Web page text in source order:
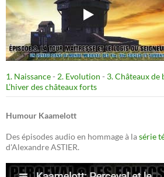
1. Naissance- 2. Evolution - 3. Châteaux de
L’hiver des châteaux forts
Humour Kaamelott
Des épisodes audio en hommage à lasérie
d'Alexandre ASTIER.